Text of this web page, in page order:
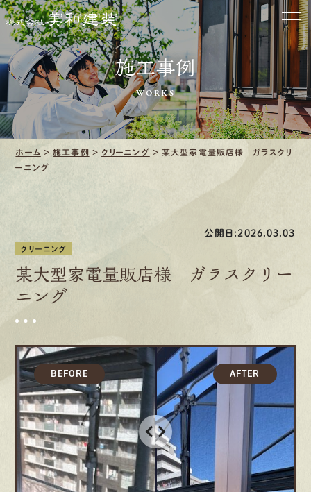
お家をきれいに
会社をきれいに
クリーニング
施工事例
口コミ・レビュー紹介
採用情報
先輩インタビュー
エントリー
有資格者が、無料 建物診 断いたします!!
施工事例
WORKS
ホーム >施工事例 > クリーニング >某大型家電量販店様 ガラスクリ
ーニング
公開日:2026.03.03
クリーニング
某大型家電量販店様 ガラスクリー
ニング